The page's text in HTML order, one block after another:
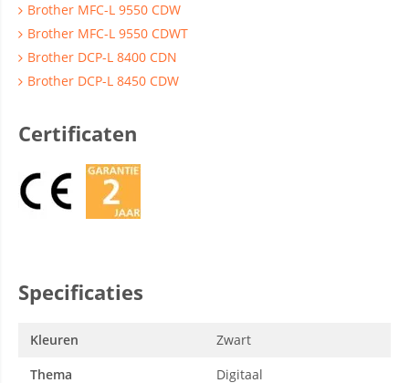
Brother MFC-L 9550 CDW
Brother MFC-L 9550 CDWT
Brother DCP-L 8400 CDN
Brother DCP-L 8450 CDW
Certificaten
Specificaties
Kleuren
Zwart
Thema
Digitaal